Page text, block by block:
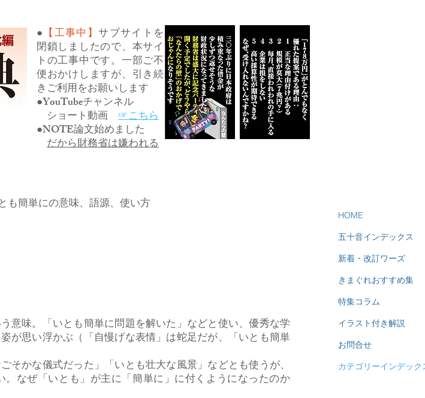
● 【工事中】サブサイトを
閉鎖しましたので、本サイ
トの工事中です。一部ご不
便おかけしますが、引き続
きご利用をお願いします
●YouTubeチャンネル
ショート動画 ☞こちら
●NOTE論文始めました
だから財務省は嫌われる
も簡単にの意味、語源、使い方
意味。「いとも簡単に問題を解いた」などと使い、優秀な学
が思い浮かぶ（「自慢げな表情」は蛇足だが、「いとも簡単
そかな儀式だった」「いとも壮大な風景」などとも使うが、
なぜ「いとも」が主に「簡単に」に付くようになったのか
HOME
五十音インデックス
新着・改訂ワーズ
きまぐれおすすめ集
特集コラム
イラスト付き解説
お問合せ
カテゴリーインデック